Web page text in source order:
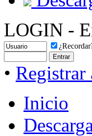
LOGIN -
• Registrar
Inicio